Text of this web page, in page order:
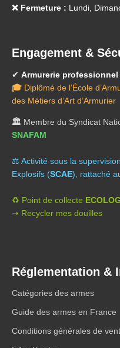
❌ Fermeture : Lundi,
Engagement &
✔ Armurerie
🎓 Diplômé de l’École
des Métiers d’Art d’Armurier
🏛️ Membre du Syndicat
SNAFAM
⚖️ Activité sous la
Explosifs (SCAE), rattaché
♻️ Point de collecte
➝ Recycler mes douilles
Réglementation &
Catégories des armes
Guide des armes en France
Conditions générales de